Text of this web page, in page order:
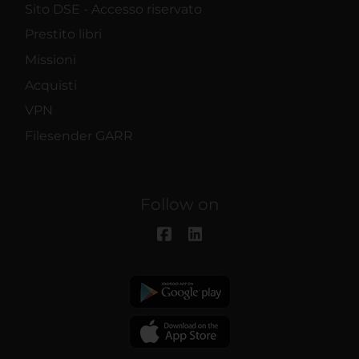
Sito DSE - Accesso riservato
Prestito libri
Missioni
Acquisti
VPN
Filesender GARR
Follow on